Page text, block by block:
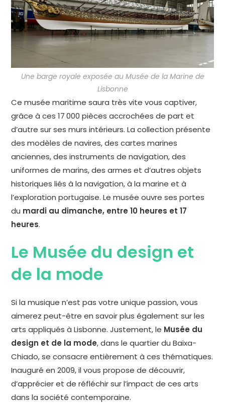
Une barge royale exposée au Musée de la Marine de
Lisbonne
Ce musée maritime saura très vite vous captiver,
grâce à ces 17 000 pièces accrochées de part et
d’autre sur ses murs intérieurs. La collection présente
des modèles de navires, des cartes marines
anciennes, des instruments de navigation, des
uniformes de marins, des armes et d’autres objets
historiques liés à la navigation, à la marine et à
l’exploration portugaise. Le musée ouvre ses portes
du mardi au dimanche, entre 10 heures et 17
heures.
Le Musée du design et
de la mode
Si la musique n’est pas votre unique passion, vous
aimerez peut-être en savoir plus également sur les
arts appliqués à Lisbonne. Justement, le Musée du
design et de la mode, dans le quartier du Baixa-
Chiado, se consacre entièrement à ces thématiques.
Inauguré en 2009, il vous propose de découvrir,
d’apprécier et de réfléchir sur l’impact de ces arts
dans la société contemporaine.